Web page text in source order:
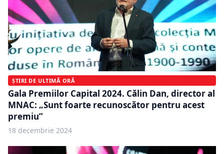
ȘTIRI DE ULTIMĂ ORĂ
Gala Premiilor Capital 2024. Călin Dan, director al
MNAC: „Sunt foarte recunoscător pentru acest
premiu”
18 decembrie 2024